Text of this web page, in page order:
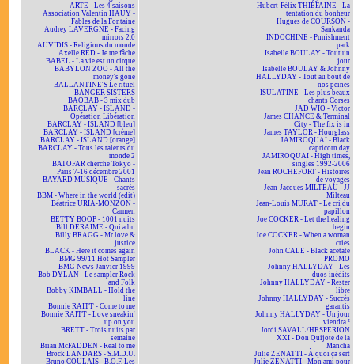
ARTE - Les 4 saisons
Association Valentin HAÜY -
Fables de la Fontaine
Audrey LAVERGNE - Facing
mirrors 2.0
AUVIDIS - Religions du monde
Axelle RED - Je me fâche
BABEL - La vie est un cirque
BABYLON ZOO - All the
money's gone
BALLANTINE'S Le rituel
BANGER SISTERS
BAOBAB - 3 mix dub
BARCLAY - ISLAND -
Opération Libération
BARCLAY - ISLAND [bleu]
BARCLAY - ISLAND [crème]
BARCLAY - ISLAND [orange]
BARCLAY - Tous les talents du
monde 2
BATOFAR cherche Tokyo -
Paris 7-16 décembre 2001
BAYARD MUSIQUE - Chants
sacrés
BBM - Where in the world (edit)
Béatrice URIA-MONZON -
Carmen
BETTY BOOP - 1001 nuits
Bill DERAIME - Qui a bu
Billy BRAGG - Mr love &
justice
BLACK - Here it comes again
BMG 99/11 Hot Sampler
BMG News Janvier 1999
Bob DYLAN - Le sampler Rock
and Folk
Bobby KIMBALL - Hold the
line
Bonnie RAITT - Come to me
Bonnie RAITT - Love sneakin'
up on you
BRETT - Trois nuits par
semaine
Brian McFADDEN - Real to me
Brock LANDARS - S.M.D.U.
Bruno COULAIS - B.O.F. Les
Hubert-Félix THIÉFAINE - La
tentation du bonheur
Hugues de COURSON -
Sankanda
INDOCHINE - Punishment
park
Isabelle BOULAY - Tout un
jour
Isabelle BOULAY & Johnny
HALLYDAY - Tout au bout de
nos peines
ISULATINE - Les plus beaux
chants Corses
JAD WIO - Victor
James CHANCE & Terminal
City - The fix is in
James TAYLOR - Hourglass
JAMIROQUAI - Black
capricorn day
JAMIROQUAI - High times,
singles 1992-2006
Jean ROCHEFORT - Histoires
de voyages
Jean-Jacques MILTEAU - JJ
Milteau
Jean-Louis MURAT - Le cri du
papillon
Joe COCKER - Let the healing
begin
Joe COCKER - When a woman
cries
John CALE - Black acetate
PROMO
Johnny HALLYDAY - Les
duos inédits
Johnny HALLYDAY - Rester
libre
Johnny HALLYDAY - Succès
garantis
Johnny HALLYDAY - Un jour
viendra ²
Jordi SAVALL/HESPERION
XXI - Don Quijote de la
Mancha
Julie ZENATTI - À quoi ça sert
Julie ZENATTI - Mon ami pour